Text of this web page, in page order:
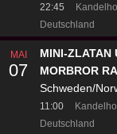
22:45
Deutschland
MAI
07
MINI-ZLATAN
MORBROR
Schweden/
11:00
Deutschland